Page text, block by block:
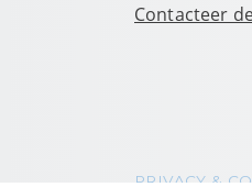
Contacteer
PRIVACY &